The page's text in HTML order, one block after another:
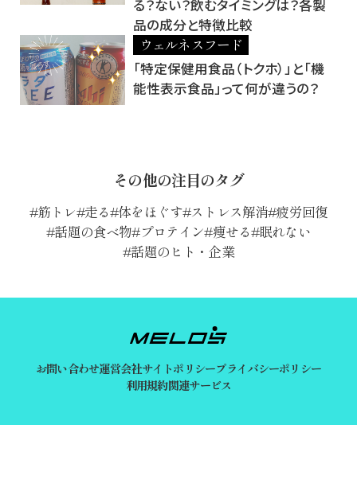
る？ない？飲むタイミングは？各製
品の成分と特徴比較
ウェルネスフード
「特定保健用食品（トクホ）」と「機
能性表示食品」って何が違うの？
その他の注目のタグ
筋トレ 走る 体をほぐす ストレス解消 疲労回復
話題の食べ物 プロテイン 痩せる 眠れない
話題のヒト・企業
お問い合わせ運営会社サイトポリシープライバシーポリシー
利用規約関連サービス